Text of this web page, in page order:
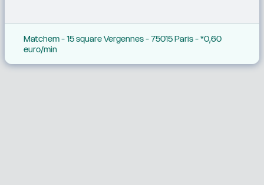
Matchem - 15 square Vergennes - 75015 Paris - *0,60
euro/min